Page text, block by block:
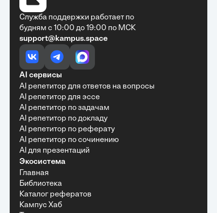
Очень быстро, недорого, качественно,
доступно
Алексей Антонов•27 мая, 2025
Обучение с Кампус Хаб — очень экономит
полезной информации. Рекомендую ...
Рекомендую Кампус АИ всем, кто хочет
учиться эффективно и с комфортом
Марина Щербакова
Пользуюсь сайтом Кампус АИ уже несколько
месяцев и хочу отметить высокий уровень
удобства и информативности. Платформа
отлично подходит как для самостоятельного
обучения, так и для профессионального
Служба поддержки работает по
будням с 10:00 до 19:00 по МСК
support@kampus.space
AI сервисы
AI репетитор для ответов на вопросы
AI репетитор для эссе
AI репетитор по задачам
AI репетитор по докладу
AI репетитор по реферату
AI репетитор по сочинению
AI для презентаций
Экосистема
Главная
Библиотека
Каталог рефератов
Кампус Хаб